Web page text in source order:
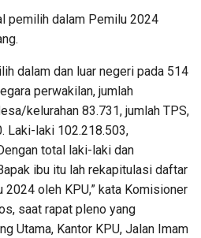
pemilih dalam Pemilu 2024
dalam dan luar negeri pada 514
perwakilan, jumlah
kelurahan 83.731, jumlah TPS,
Laki-laki 102.218.503,
total laki-laki dan
ibu itu lah rekapitulasi daftar
oleh KPU,” kata Komisioner
saat rapat pleno yang
Utama, Kantor KPU, Jalan Imam